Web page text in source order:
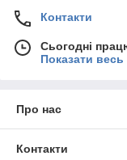
Контакти
Сьогодні
Показати
Про нас
Контакти